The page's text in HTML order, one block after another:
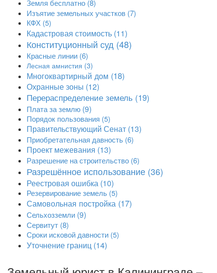
Земля бесплатно (8)
Изъятие земельных участков (7)
КФХ (5)
Кадастровая стоимость (11)
Конституционный суд (48)
Красные линии (6)
Лесная амнистия (3)
Многоквартирный дом (18)
Охранные зоны (12)
Перераспределение земель (19)
Плата за землю (9)
Порядок пользования (5)
Правительствующий Сенат (13)
Приобретательная давность (6)
Проект межевания (13)
Разрешение на строительство (6)
Разрешённое использование (36)
Реестровая ошибка (10)
Резервирование земель (5)
Самовольная постройка (17)
Сельхозземли (9)
Сервитут (8)
Сроки исковой давности (5)
Уточнение границ (14)